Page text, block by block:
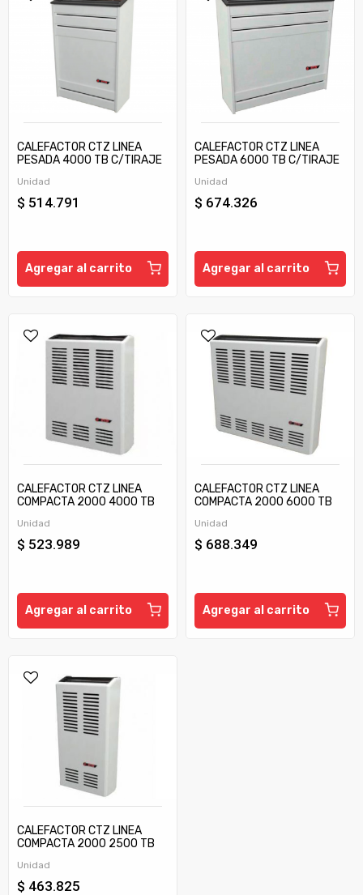
CALEFACTOR CTZ LINEA
PESADA 4000 TB C/TIRAJE
Unidad
$ 514.791
Agregar al carrito
CALEFACTOR CTZ LINEA
PESADA 6000 TB C/TIRAJE
Unidad
$ 674.326
Agregar al carrito
CALEFACTOR CTZ LINEA
COMPACTA 2000 4000 TB
Unidad
$ 523.989
Agregar al carrito
CALEFACTOR CTZ LINEA
COMPACTA 2000 6000 TB
Unidad
$ 688.349
Agregar al carrito
CALEFACTOR CTZ LINEA
COMPACTA 2000 2500 TB
Unidad
$ 463.825